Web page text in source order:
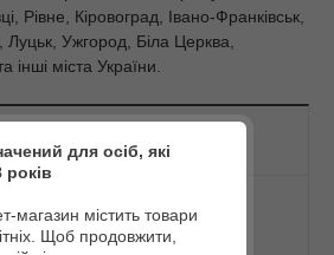
Рівне, Кіровоград, Івано-Франківськ,
Ужгород, Біла Церква,
міста України.
ПРОДУКТИ
для осіб, які
років
магазин містить товари
Щоб продовжити,